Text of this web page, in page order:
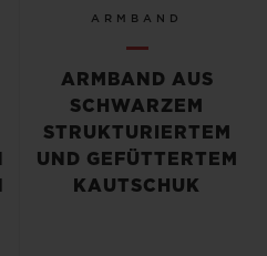
ARMBAND
ARMBAND AUS
SCHWARZEM
STRUKTURIERTEM
UND GEFÜTTERTEM
KAUTSCHUK